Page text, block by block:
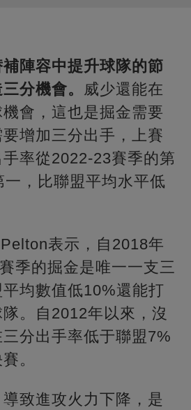
陣容中提升球隊的節
分機會。 威少還能在
會，這也是掘金需要
增加三分出手，上賽
率從2022-23賽季的第
，比聯盟平均水平低
表示，自2018年
季的掘金是唯一一支三
均數值低10%還能打
。自2012年以來，沒
分出手率低于聯盟7%
。
致進攻火力下降，是